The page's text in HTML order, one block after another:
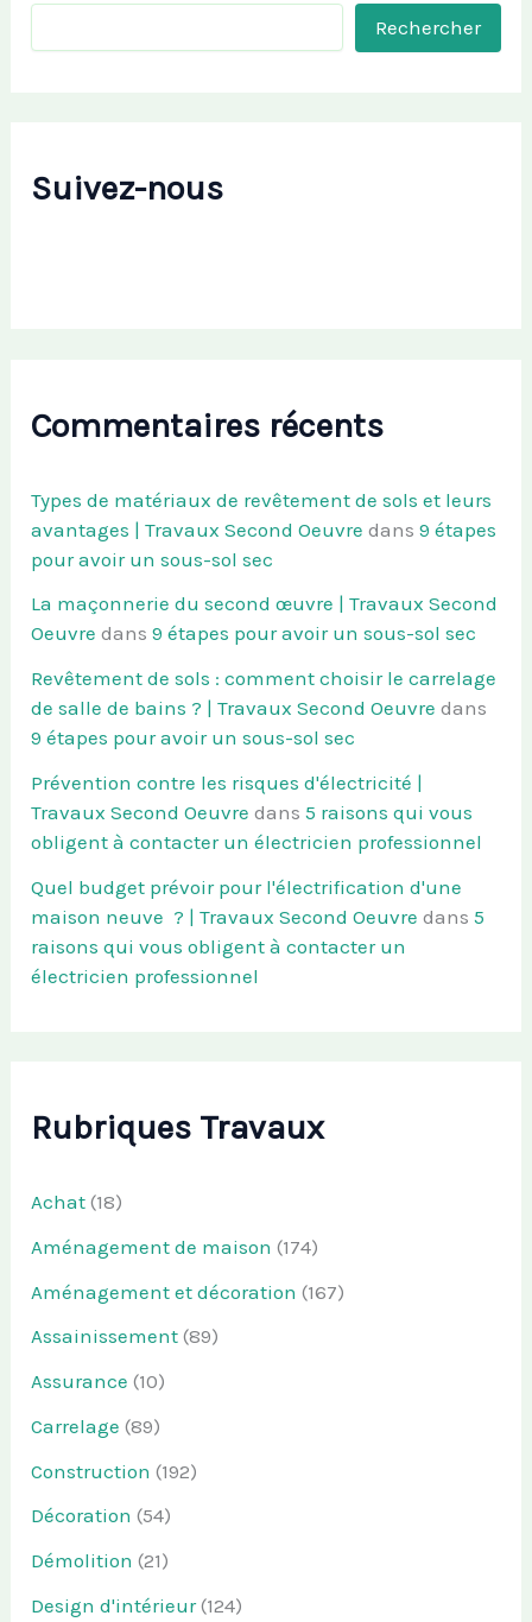
Rechercher
Suivez-nous
Commentaires récents
Types de matériaux de revêtement de sols et leurs
avantages | Travaux Second Oeuvre dans9 étapes
pour avoir un sous-sol sec
La maçonnerie du second œuvre | Travaux Second
Oeuvre dans9 étapes pour avoir un sous-sol sec
Revêtement de sols : comment choisir le carrelage
de salle de bains ? | Travaux Second Oeuvre dans
9 étapes pour avoir un sous-sol sec
Prévention contre les risques d'électricité |
Travaux Second Oeuvre dans5 raisons qui vous
obligent à contacter un électricien professionnel
Quel budget prévoir pour l'électrification d'une
maison neuve ? | Travaux Second Oeuvre dans5
raisons qui vous obligent à contacter un
électricien professionnel
Rubriques Travaux
Achat (18)
Aménagement de maison (174)
Aménagement et décoration (167)
Assainissement (89)
Assurance (10)
Carrelage (89)
Construction (192)
Décoration (54)
Démolition (21)
Design d'intérieur(124)